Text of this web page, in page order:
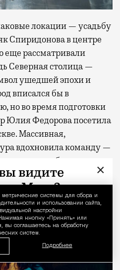
Уведомление
системы для сбора и
и использовании сайта,
настройки
кнопку «Принять» или
вы соглашаетесь на обработку
систем.
Подробнее
локации — усадьбу
Спиридонова в центре
еще рассматривали
Северная столица —
ушедшей эпохи и
вписался бы в
но во время подготовки
Юлия Федорова посетила
Массивная,
вдохновила команду —
на особняках
×